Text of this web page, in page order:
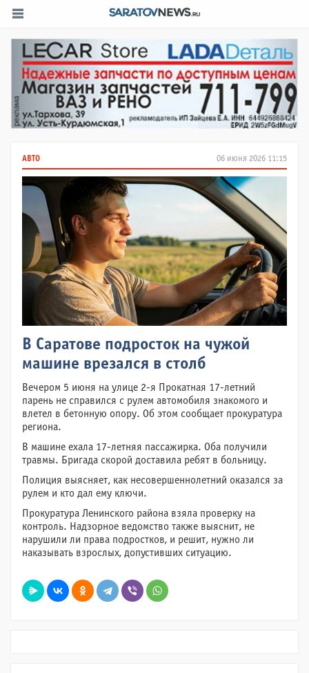
06 июня 2026 11:15
АВТО
В Саратове подросток на чужой
машине врезался в столб
Вечером 5 июня на улице 2-я Прокатная 17-летний
парень не справился с рулем автомобиля знакомого и
влетел в бетонную опору. Об этом сообщает прокуратура
региона.
В машине ехала 17-летняя пассажирка. Оба получили
травмы. Бригада скорой доставила ребят в больницу.
Полиция выясняет, как несовершеннолетний оказался за
рулем и кто дал ему ключи.
Прокуратура Ленинского района взяла проверку на
контроль. Надзорное ведомство также выяснит, не
нарушили ли права подростков, и решит, нужно ли
наказывать взрослых, допустивших ситуацию.